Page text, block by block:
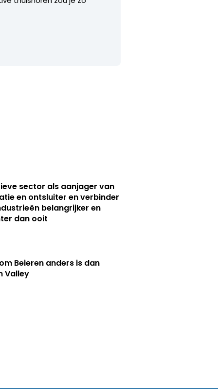
sector als aanjager van
en ontsluiter en verbinder
belangrijker en
dan ooit
Beieren anders is dan
Valley